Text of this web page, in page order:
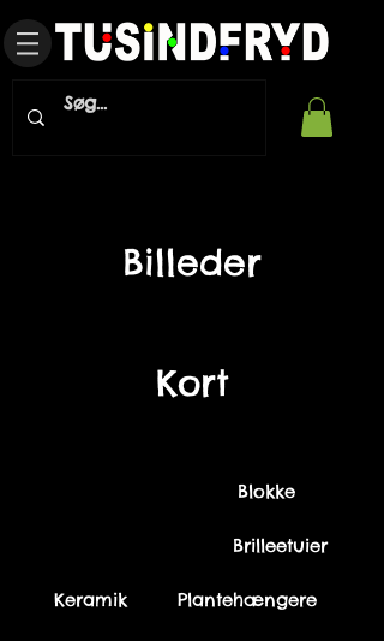
Billeder
Kort
Blokke
Brilleetuier
Keramik Plantehængere